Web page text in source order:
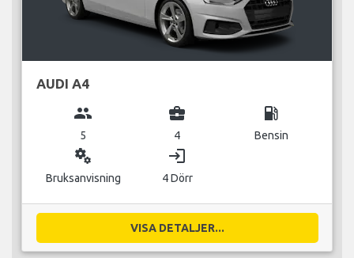
AUDI A4
group
5
business_center
4
local_gas_station
Bensin
miscellaneous_services
Bruksanvisning
login
4 Dörr
VISA DETALJER...